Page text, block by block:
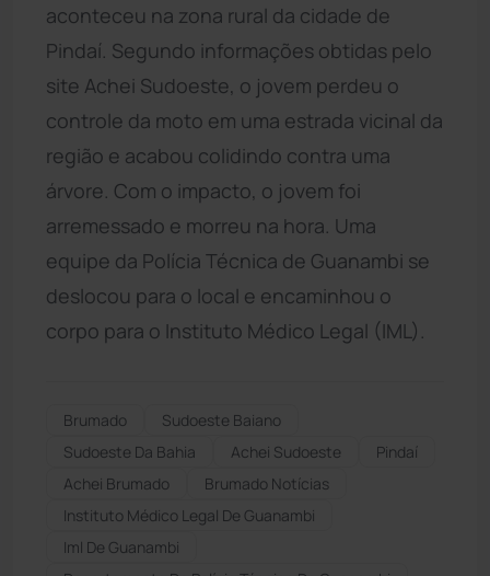
aconteceu na zona rural da cidade de
Pindaí. Segundo informações obtidas pelo
site Achei Sudoeste, o jovem perdeu o
controle da moto em uma estrada vicinal da
região e acabou colidindo contra uma
árvore. Com o impacto, o jovem foi
arremessado e morreu na hora. Uma
equipe da Polícia Técnica de Guanambi se
deslocou para o local e encaminhou o
corpo para o Instituto Médico Legal (IML).
Brumado
Sudoeste Baiano
Sudoeste Da Bahia
Achei Sudoeste
Pindaí
Achei Brumado
Brumado Notícias
Instituto Médico Legal De Guanambi
Iml De Guanambi